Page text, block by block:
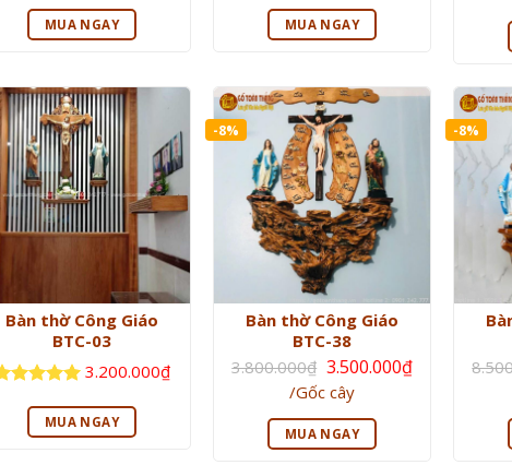
hạng
5
MUA NGAY
hạng
5
MUA NGAY
Bàn thờ Công Giáo
BTC-03
hạng
5
3.200.000₫
MUA NGAY
-8%
Bàn thờ Công Giáo
BTC-38
3.800.000₫ Giá
gốc
là:
3.500.000₫
Giá
hiện
tại
là:
3.500.000₫.
/Gốc cây
MUA NGAY
-8%